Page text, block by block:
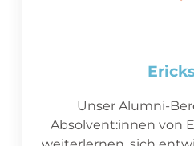
Unser Alumni-
Absolvent:innen von